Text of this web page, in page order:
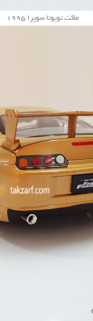
ماکت تویوتا سوپرا 1995